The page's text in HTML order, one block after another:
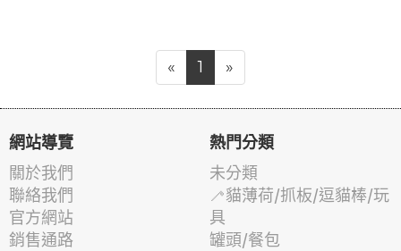
« 1 »
網站導覽
關於我們
聯絡我們
官方網站
銷售通路
熱門分類
未分類
🦯貓薄荷/抓板/逗貓棒/玩
具
罐頭/餐包